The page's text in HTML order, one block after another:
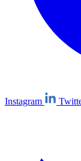
Instagram